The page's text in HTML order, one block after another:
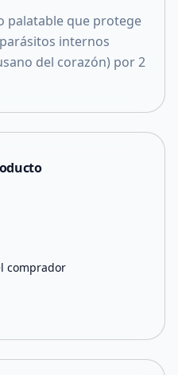
palatable que protege
internos
del corazón) por 2
comprador